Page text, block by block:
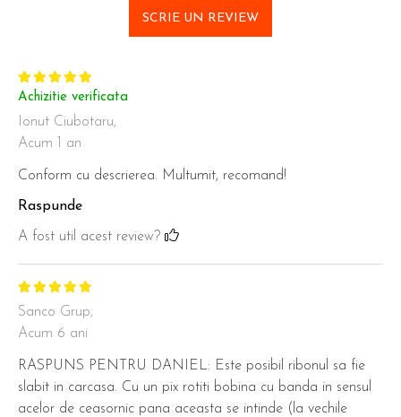
SCRIE UN REVIEW
Achizitie verificata
Ionut Ciubotaru,
Acum 1 an
Conform cu descrierea. Multumit, recomand!
Raspunde
A fost util acest review?
Sanco Grup,
Acum 6 ani
RASPUNS PENTRU DANIEL: Este posibil ribonul sa fie
slabit in carcasa. Cu un pix rotiti bobina cu banda in sensul
acelor de ceasornic pana aceasta se intinde (la vechile